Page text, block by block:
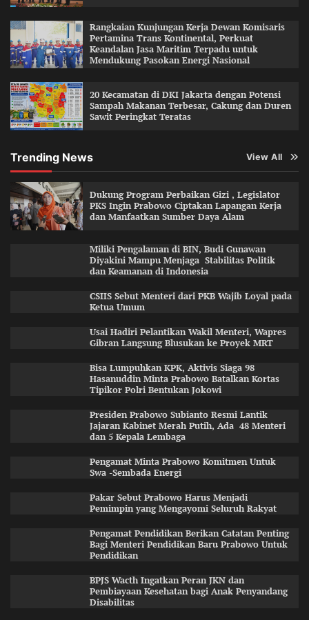
Rangkaian Kunjungan Kerja Dewan Komisaris
Pertamina Trans Kontinental, Perkuat
Keandalan Jasa Maritim Terpadu untuk
Mendukung Pasokan Energi Nasional
20 Kecamatan di DKI Jakarta dengan Potensi
Sampah Makanan Terbesar, Cakung dan Duren
Sawit Peringkat Teratas
Trending News View All
Dukung Program Perbaikan Gizi , Legislator
PKS Ingin Prabowo Ciptakan Lapangan Kerja
dan Manfaatkan Sumber Daya Alam
Miliki Pengalaman di BIN, Budi Gunawan
Diyakini Mampu Menjaga Stabilitas Politik
dan Keamanan di Indonesia
CSIIS Sebut Menteri dari PKB Wajib Loyal pada
Ketua Umum
Usai Hadiri Pelantikan Wakil Menteri, Wapres
Gibran Langsung Blusukan ke Proyek MRT
Bisa Lumpuhkan KPK, Aktivis Siaga 98
Hasanuddin Minta Prabowo Batalkan Kortas
Tipikor Polri Bentukan Jokowi
Presiden Prabowo Subianto Resmi Lantik
Jajaran Kabinet Merah Putih, Ada 48 Menteri
dan 5 Kepala Lembaga
Pengamat Minta Prabowo Komitmen Untuk
Swa -Sembada Energi
Pakar Sebut Prabowo Harus Menjadi
Pemimpin yang Mengayomi Seluruh Rakyat
Pengamat Pendidikan Berikan Catatan Penting
Bagi Menteri Pendidikan Baru Prabowo Untuk
Pendidikan
BPJS Wacth Ingatkan Peran JKN dan
Pembiayaan Kesehatan bagi Anak Penyandang
Disabilitas